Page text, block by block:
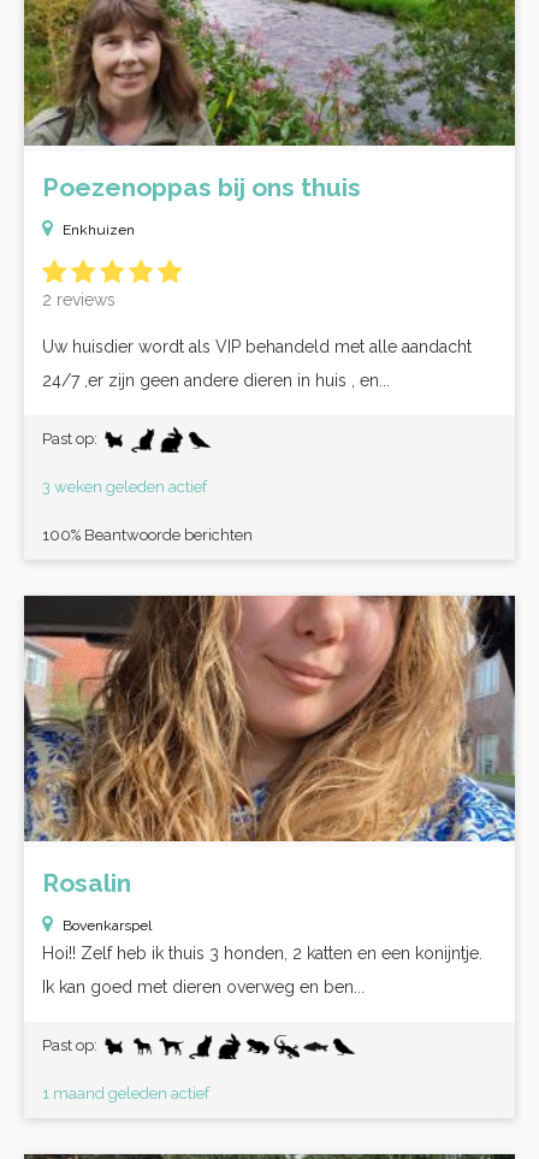
Poezenoppas bij ons thuis
Enkhuizen
2 reviews
Uw huisdier wordt als VIP behandeld met alle aandacht
24/7 ,er zijn geen andere dieren in huis , en...
Past op:
3 weken geleden actief
100% Beantwoorde berichten
Rosalin
Bovenkarspel
Hoi!! Zelf heb ik thuis 3 honden, 2 katten en een konijntje.
Ik kan goed met dieren overweg en ben...
Past op:
1 maand geleden actief